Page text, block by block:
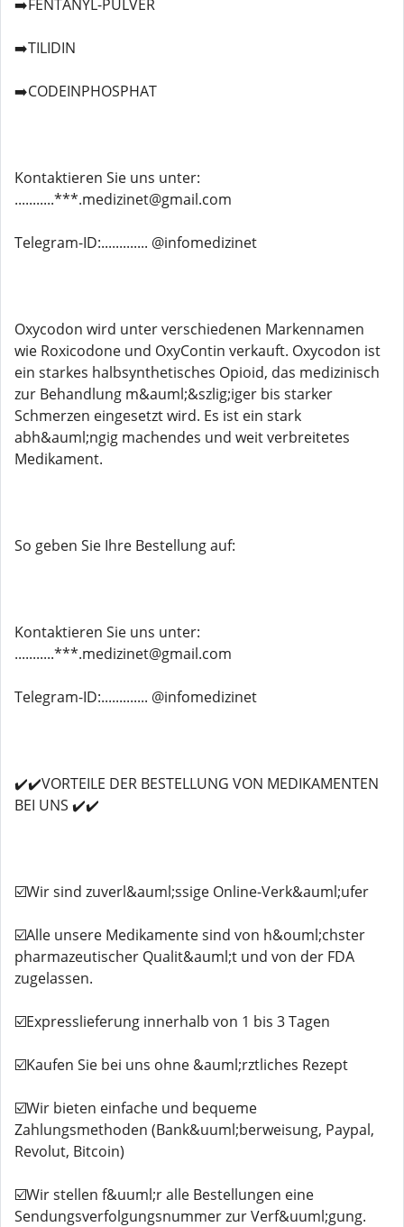
➡️FENTANYL-PULVER
➡️TILIDIN
➡️CODEINPHOSPHAT
Kontaktieren Sie uns unter:
...........***.medizinet@gmail.com
Telegram-ID:............. @infomedizinet
Oxycodon wird unter verschiedenen Markennamen
wie Roxicodone und OxyContin verkauft. Oxycodon ist
ein starkes halbsynthetisches Opioid, das medizinisch
zur Behandlung m&auml;&szlig;iger bis starker
Schmerzen eingesetzt wird. Es ist ein stark
abh&auml;ngig machendes und weit verbreitetes
Medikament.
So geben Sie Ihre Bestellung auf:
Kontaktieren Sie uns unter:
...........***.medizinet@gmail.com
Telegram-ID:............. @infomedizinet
✔️✔️VORTEILE DER BESTELLUNG VON MEDIKAMENTEN
BEI UNS ✔️✔️
☑️Wir sind zuverl&auml;ssige Online-Verk&auml;ufer
☑️Alle unsere Medikamente sind von h&ouml;chster
pharmazeutischer Qualit&auml;t und von der FDA
zugelassen.
☑️Expresslieferung innerhalb von 1 bis 3 Tagen
☑️Kaufen Sie bei uns ohne &auml;rztliches Rezept
☑️Wir bieten einfache und bequeme
Zahlungsmethoden (Bank&uuml;berweisung, Paypal,
Revolut, Bitcoin)
☑️Wir stellen f&uuml;r alle Bestellungen eine
Sendungsverfolgungsnummer zur Verf&uuml;gung.